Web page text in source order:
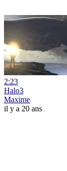
2:23
Halo3
Maxime
il y a 20 ans